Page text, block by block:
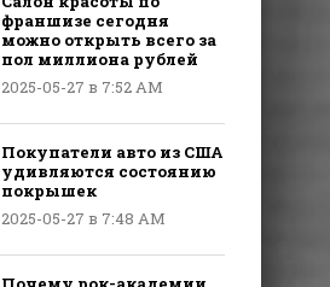
франшизе сегодня
можно открыть всего за
пол миллиона рублей
2025-05-27 в 7:52 AM
Покупатели авто из США
удивляются состоянию
покрышек
2025-05-27 в 7:48 AM